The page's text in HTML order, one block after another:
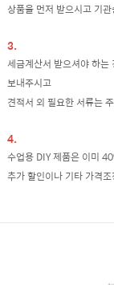
상품을 먼저 받으시고 기
3.
세금계산서 받으셔야 하
보내주시고
견적서 외 필요한 서류는
4.
수업용 DIY 제품은 이미
추가 할인이나 기타 가격